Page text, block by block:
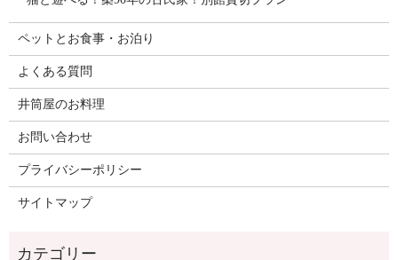
ペットとお食事・お泊り
よくある質問
井筒屋のお料理
お問い合わせ
プライバシーポリシー
サイトマップ